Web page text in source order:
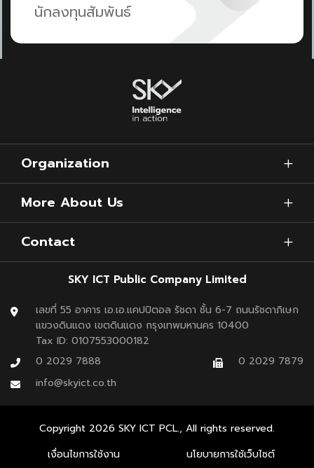
นายภาสกร ปานนอก ประธานเจ้าหน้าที่บริหาร
บริษัท บิทคับ บล็อคเชน เทคโนโลยี จำกัด (
Bitkub Blockchain Co., Ltd.)ผู้พัฒนาและให้
บริการเครือข่ายบล็อกเชน Bitkub Chain เปิดเผยว่า
โปร่งใสในการทำธุรกรรมเกี่ยวกับสินทรัพย์ดิจิทัล จึง
มองหาพันธมิตรที่มีศักยภาพมาช่วยพัฒนา
แพลตฟอร์ม e-KYC ที่มอบความปลอดภัยและความ
สะดวกรวดเร็วให้กับผู้ใช้งานอย่างสกาย ไอซีทีและ
AppMan เพื่อยืนยันตัวตนผู้ใช้งานกระเป๋าเงินดิจิทัล
“Bitkub NEXT” ให้ผู้ใช้งานสามารถจัดเก็บและทำ
ธุรกรรมเกี่ยวกับสินทรัพย์ดิจิทัลบนแพลตฟอร์มของ
บิทคับได้ง่ายและปลอดภัยยิ่งขึ้น ซึ่งปัจจุบันมีผู้ใช้งาน
แล้วกว่า 1 ล้านราย และคาดว่าจะเพิ่มขึ้นอีกสองเท่า
นักลงทุนสัมพันธ์
Organization
More About Us
Contact
SKY ICT Public Company Limited
เลขที่ 55 อาคาร เอ.เอ.แคปปิตอล รัชดา ชั้น 6-7 ถนนรัชดาภิเษก
แขวงดินแดง เขตดินแดง กรุงเทพมหานคร 10400
Tax ID: 0107553000182
0 2029 7888
0 2029 7879
info@skyict.co.th
Copyright 2026 SKY ICT PCL., All rights reserved.
เงื่อนไขการใช้งาน
นโยบายการใช้เว็บไซต์